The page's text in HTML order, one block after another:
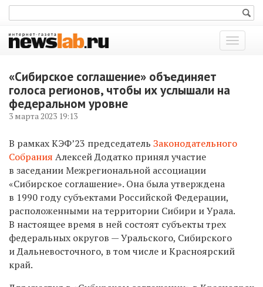
Показать
меню
«Сибирское соглашение» объединяет
голоса регионов, чтобы их услышали на
федеральном уровне
3 марта 2023 19:13
В рамках КЭФ’23 председатель Законодательного
Собрания Алексей Додатко принял участие
в заседании Межрегиональной ассоциации
«Сибирское соглашение». Она была утверждена
в 1990 году субъектами Российской Федерации,
расположенными на территории Сибири и Урала.
В настоящее время в ней состоят субъекты трех
федеральных округов — Уральского, Сибирского
и Дальневосточного, в том числе и Красноярский
край.